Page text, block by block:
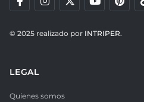
© 2025 realizado por INTRIPER.
LEGAL
Quienes somos